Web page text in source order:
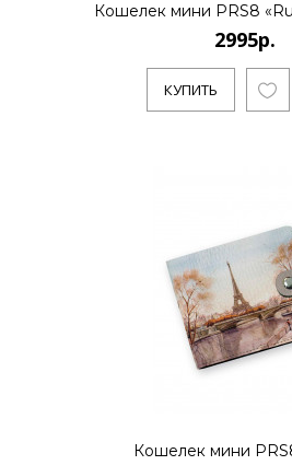
Кошелек мини PRS8
2995р.
КУПИТЬ
Кошелек мини